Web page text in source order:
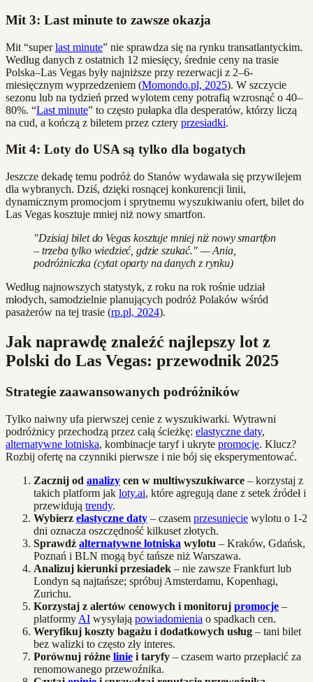
Mit 3: Last minute to zawsze okazja
Mit “superlast minute” nie sprawdza się na rynku transatlantyckim.
Według danych z ostatnich 12 miesięcy, średnie ceny na trasie
Polska–Las Vegas były najniższe przy rezerwacji z 2–6-
miesięcznym wyprzedzeniem (Momondo.pl, 2025). W szczycie
sezonu lub na tydzień przed wylotem ceny potrafią wzrosnąć o 40–
80%. “Last minute” to często pułapka dla desperatów, którzy liczą
na cud, a kończą z biletem przez cztery przesiadki.
Mit 4: Loty do USA są tylko dla bogatych
Jeszcze dekadę temu podróż do Stanów wydawała się przywilejem
dla wybranych. Dziś, dzięki rosnącej konkurencji linii,
dynamicznym promocjom i sprytnemu wyszukiwaniu ofert, bilet do
Las Vegas kosztuje mniej niż nowy smartfon.
"Dzisiaj bilet do Vegas kosztuje mniej niż nowy smartfon
– trzeba tylko wiedzieć, gdzie szukać." — Ania,
podróżniczka (cytat oparty na danych z rynku)
Według najnowszych statystyk, z roku na rok rośnie udział
młodych, samodzielnie planujących podróż Polaków wśród
pasażerów na tej trasie (rp.pl, 2024).
Jak naprawdę znaleźć najlepszy lot z
Polski do Las Vegas: przewodnik 2025
Strategie zaawansowanych podróżników
Tylko naiwny ufa pierwszej cenie z wyszukiwarki. Wytrawni
podróżnicy przechodzą przez całą ścieżkę: elastyczne daty,
alternatywne lotniska, kombinacje taryf i ukryte promocje. Klucz?
Rozbij ofertę na czynniki pierwsze i nie bój się eksperymentować.
Zacznij od analizy cen w multiwyszukiwarce – korzystaj z
takich platform jak loty.ai, które agregują dane z setek źródeł i
przewidują trendy.
Wybierz elastyczne daty – czasem przesunięcie wylotu o 1-2
dni oznacza oszczędność kilkuset złotych.
Sprawdź alternatywne lotniska wylotu – Kraków, Gdańsk,
Poznań i BLN mogą być tańsze niż Warszawa.
Analizuj kierunki przesiadek – nie zawsze Frankfurt lub
Londyn są najtańsze; spróbuj Amsterdamu, Kopenhagi,
Zurichu.
Korzystaj z alertów cenowych i monitoruj promocje –
platformy AI wysyłają powiadomienia o spadkach cen.
Weryfikuj koszty bagażu i dodatkowych usług – tani bilet
bez walizki to często zły interes.
Porównuj różne linie i taryfy – czasem warto przepłacić za
renomowanego przewoźnika.